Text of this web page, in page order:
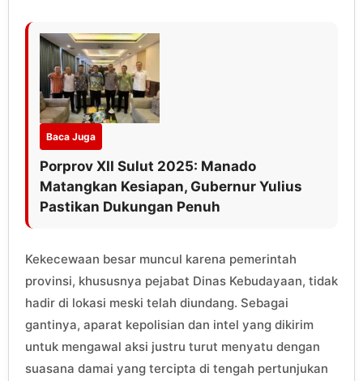
Baca Juga
Porprov XII Sulut 2025: Manado
Matangkan Kesiapan, Gubernur Yulius
Pastikan Dukungan Penuh
Kekecewaan besar muncul karena pemerintah
provinsi, khususnya pejabat Dinas Kebudayaan, tidak
hadir di lokasi meski telah diundang. Sebagai
gantinya, aparat kepolisian dan intel yang dikirim
untuk mengawal aksi justru turut menyatu dengan
suasana damai yang tercipta di tengah pertunjukan